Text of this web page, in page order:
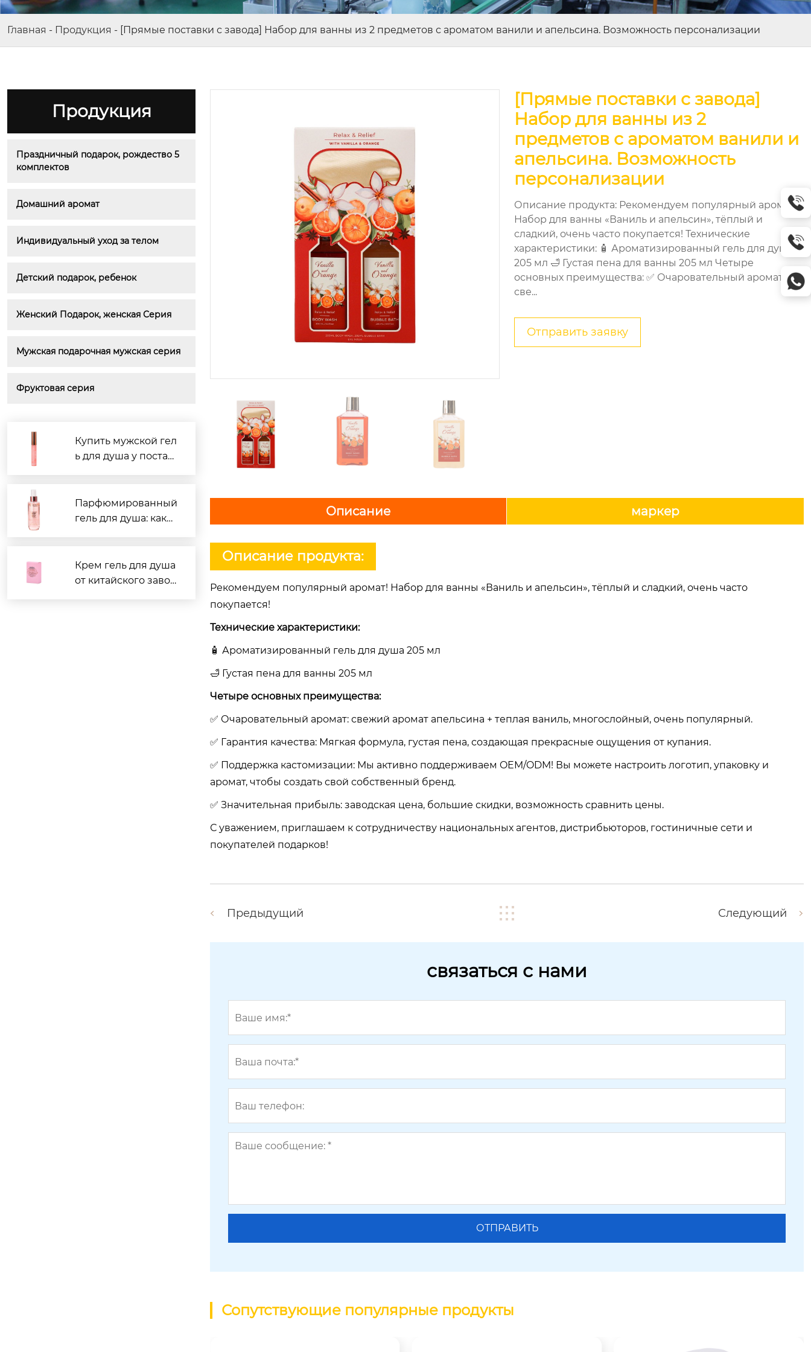
Главная - Продукция - [Прямые поставки с завода] Набор для ванны из 2 предметов с ароматом ванили и апельсина. Возможность персонализации
Продукция
Праздничный подарок, рождество 5
комплектов
Домашний аромат
Индивидуальный уход за телом
Детский подарок, ребенок
Женский Подарок, женская Серия
Мужская подарочная мужская серия
Фруктовая серия
Купить мужской гел
ь для душа у постав
Парфюмированный
гель для душа: како
Крем гель для душа
от китайского завод
[Прямые поставки с завода]
Набор для ванны из 2
предметов с ароматом ванили и
апельсина. Возможность
персонализации
Описание продукта: Рекомендуем популярный аромат!
Набор для ванны «Ваниль и апельсин», тёплый и
сладкий, очень часто покупается! Технические
характеристики: 🧴 Ароматизированный гель для душа
205 мл 🛁 Густая пена для ванны 205 мл Четыре
основных преимущества: ✅ ​​Очаровательный аромат:
све...
Отправить заявку
Описание маркер
Описание продукта:
Рекомендуем популярный аромат! Набор для ванны «Ваниль и апельсин», тёплый и сладкий, очень часто
покупается!
Технические характеристики:
🧴 Ароматизированный гель для душа 205 мл
🛁 Густая пена для ванны 205 мл
Четыре основных преимущества:
✅ ​​Очаровательный аромат: свежий аромат апельсина + теплая ваниль, многослойный, очень популярный.
✅ Гарантия качества: Мягкая формула, густая пена, создающая прекрасные ощущения от купания.
✅ Поддержка кастомизации: Мы активно поддерживаем OEM/ODM! Вы можете настроить логотип, упаковку и
аромат, чтобы создать свой собственный бренд.
✅ ​​Значительная прибыль: заводская цена, большие скидки, возможность сравнить цены.
С уважением, приглашаем к сотрудничеству национальных агентов, дистрибьюторов, гостиничные сети и
покупателей подарков!
Предыдущий Следующий
связаться с нами
Сопутствующие популярные продукты